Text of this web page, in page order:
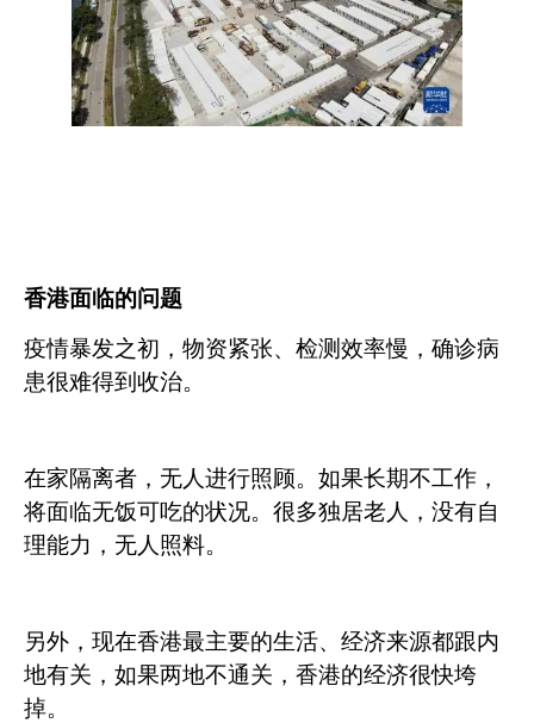
香港面临的问题
疫情暴发之初，物资紧张、检测效率慢，确诊病
患很难得到收治。
在家隔离者，无人进行照顾。如果长期不工作，
将面临无饭可吃的状况。很多独居老人，没有自
理能力，无人照料。
另外，现在香港最主要的生活、经济来源都跟内
地有关，如果两地不通关，香港的经济很快垮
掉。